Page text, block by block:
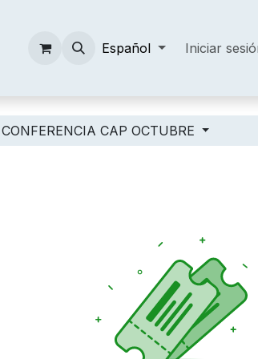
Foro Trabajos
Español Iniciar
CONFERENCIA CAP OCTUBRE